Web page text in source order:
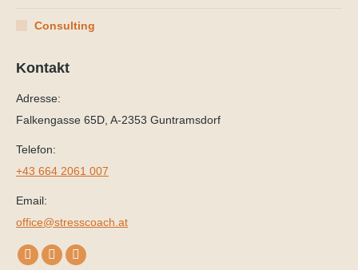
Consulting
Kontakt
Adresse:
Falkengasse 65D, A-2353 Guntramsdorf
Telefon:
+43 664 2061 007
Email:
office@stresscoach.at
Finden Sie uns auf:
YouTube
LinkedinXING